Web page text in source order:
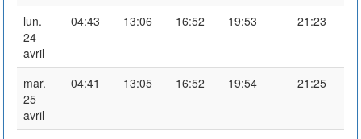
lun.
24
avril
04:43 13:06 16:52 19:53 21:23
mar.
25
avril
04:41 13:05 16:52 19:54 21:25